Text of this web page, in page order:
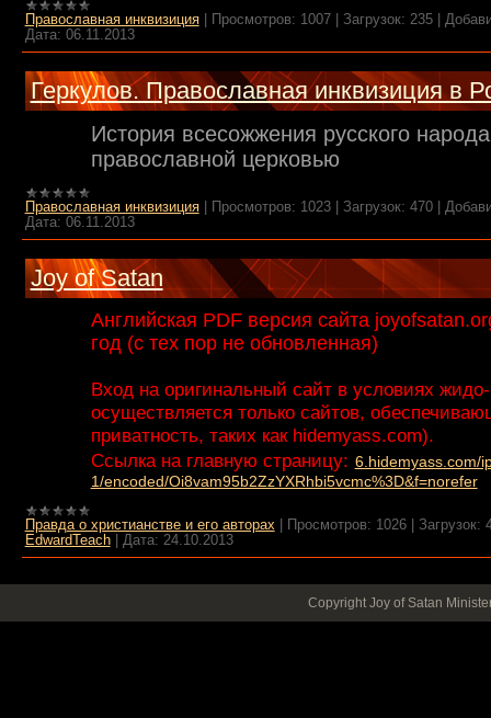
Православная инквизиция| Просмотров: 1007| Загрузок: 235|
Дата: 06.11.2013
Геркулов. Православная инквизиция в
История всесожжения русского народа
православной церковью
Православная инквизиция| Просмотров: 1023| Загрузок: 470|
Дата: 06.11.2013
Joy of Satan
Английская PDF версия сайта
год (с тех пор не обновленная)
Вход на оригинальный сайт в условиях
осуществляется только сайтов,
приватность, таких как hidemyass.com).
Ссылка на главную страницу: 6.hidemyass.com/
1/encoded/Oi8vam95b2ZzYXRhbi5vcmc%3D&f=norefer
Правда о христианстве и его авторах| Просмотров: 1026| Загрузок:
EdwardTeach| Дата: 24.10.2013
Copyright Joy of Satan